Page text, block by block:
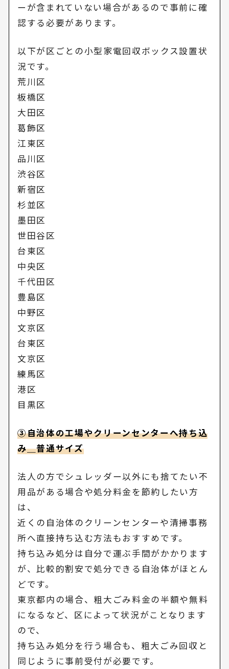
ーが含まれていない場合があるので事前に確
認する必要があります。
以下が区ごとの小型家電回収ボックス設置状
況です。
荒川区
板橋区
大田区
葛飾区
江東区
品川区
渋谷区
新宿区
杉並区
墨田区
世田谷区
台東区
中央区
千代田区
豊島区
中野区
文京区
台東区
文京区
練馬区
港区
目黒区
③自治体の工場やクリーンセンターへ持ち込
み＿普通サイズ
法人の方でシュレッダー以外にも捨てたい不
用品がある場合や処分料金を節約したい方
は、
近くの自治体のクリーンセンターや清掃事務
所へ直接持ち込む方法もおすすめです。
持ち込み処分は自分で運ぶ手間がかかります
が、比較的割安で処分できる自治体がほとん
どです。
東京都内の場合、粗大ごみ料金の半額や無料
になるなど、区によって状況がことなります
ので、
持ち込み処分を行う場合も、粗大ごみ回収と
同じように事前受付が必要です。